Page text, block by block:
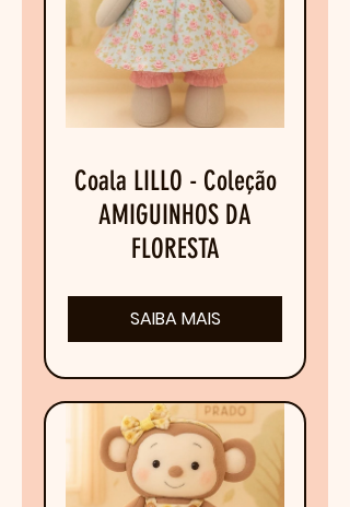
Coala LILLO - Coleção
AMIGUINHOS DA
FLORESTA
SAIBA MAIS